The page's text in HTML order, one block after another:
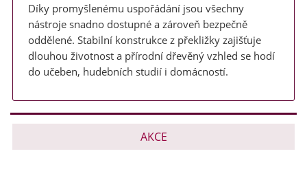
Díky promyšlenému uspořádání jsou všechny
nástroje snadno dostupné a zároveň bezpečně
oddělené. Stabilní konstrukce z překližky zajišťuje
dlouhou životnost a přírodní dřevěný vzhled se hodí
do učeben, hudebních studií i domácností.
AKCE